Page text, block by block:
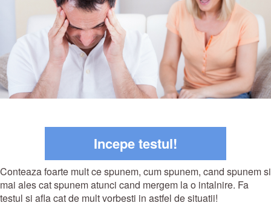
Incepe testul!
Conteaza foarte mult ce spunem, cum spunem, cand spunem si
mai ales cat spunem atunci cand mergem la o intalnire. Fa
testul si afla cat de mult vorbesti in astfel de situatii!